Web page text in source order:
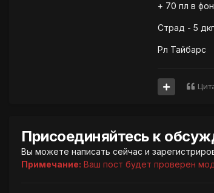
+ 70 пл в
Страд - 5
Рл Тайбарс
Присоединяйтесь к
Вы можете написать сейчас и
Примечание: Ваш пост будет проверен